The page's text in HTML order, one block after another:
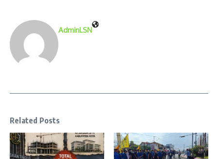
AdminLSN
Related Posts